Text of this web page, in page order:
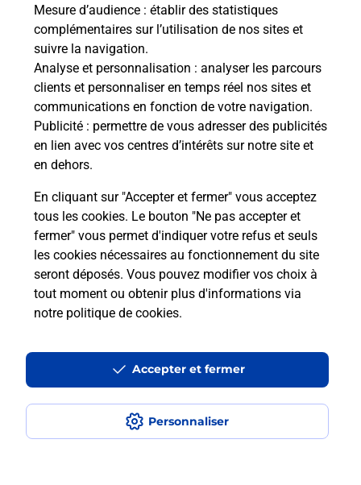
Mesure d’audience : établir des statistiques
complémentaires sur l’utilisation de nos sites et
suivre la navigation.
Analyse et personnalisation : analyser les parcours
clients et personnaliser en temps réel nos sites et
communications en fonction de votre navigation.
Publicité : permettre de vous adresser des publicités
en lien avec vos centres d’intérêts sur notre site et
en dehors.
En cliquant sur "Accepter et fermer" vous acceptez
tous les cookies. Le bouton "Ne pas accepter et
fermer" vous permet d'indiquer votre refus et seuls
les cookies nécessaires au fonctionnement du site
seront déposés. Vous pouvez modifier vos choix à
tout moment ou obtenir plus d'informations via
notre politique de cookies.
Personnaliser
Accepter et fermer
Souscrire à la téléassistance
Besoin d’un système de téléassistance à l’intérieur
et/ou à l’extérieur de votre domicile ? Découvrez
les offres téléalarme dans votre bureau de Poste à
BANYULS DELS ASPRES.
En savoir plus
BANYULS DELS ASPRES
BANYULS DELS ASPRES
Accessibilité : partiellement conforme
Conditions contractuelles
Mentions légales